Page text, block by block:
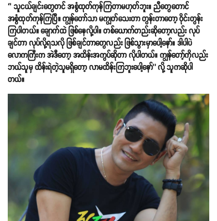
‘’ သူငယ်ချင်းတွေတင် အစွံထုတ်ကုန်ကြတာမဟုတ်ဘူး။ ညီတွေတောင်
အစွံထုတ်ကုန်ကြပြီ။ ကျွန်တော်သာ မကျွတ်သေးတာ တွန်းတာတော့ ဝိုင်းတွန်း
ကြပါတယ်။ ချောက်ထဲ ဖြစ်နေလို့ပါ။ တစ်ယောက်တည်းဆိုတော့လည်း လုပ်
ချင်တာ လုပ်လို့ရသလို ဖြစ်ချင်တာတွေလည်း ဖြစ်သွားမှာပေါ့နော်။ ဒါပါပဲ
လောကကြီးက အဲဒီတော့ အထိန်းအကွပ်ဆိုတာ လိုပါတယ်။ ကျွန်တော့်ကိုလည်း
ဘယ်သူမှ ထိန်းရဲတဲ့သူမရှိတော့ လာမထိန်းကြဘူးပေါ့နော်’’ လို့ သူကဆိုပါ
တယ်။